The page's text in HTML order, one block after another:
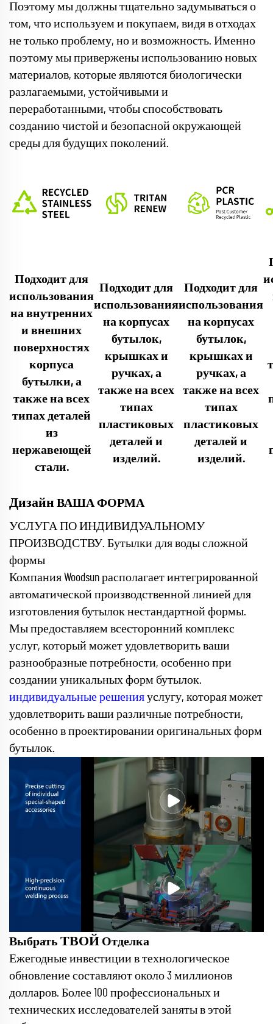
Поэтому мы должны тщательно задумываться о
том, что используем и покупаем, видя в отходах
не только проблему, но и возможность. Именно
поэтому мы привержены использованию новых
материалов, которые являются биологически
разлагаемыми, устойчивыми и
переработанными, чтобы способствовать
созданию чистой и безопасной окружающей
среды для будущих поколений.
Подходит для
использования
на внутренних
и внешних
поверхностях
корпуса
бутылки, а
также на всех
типах деталей
из
нержавеющей
стали.
Подходит для
использования
на корпусах
бутылок,
крышках и
ручках, а
также на всех
типах
пластиковых
деталей и
изделий.
Подходит для
использования
на корпусах
бутылок,
крышках и
ручках, а
также на всех
типах
пластиковых
деталей и
изделий.
Дизайн ВАША ФОРМА
УСЛУГА ПО ИНДИВИДУАЛЬНОМУ
ПРОИЗВОДСТВУ. Бутылки для воды сложной
формы
Компания Woodsun располагает интегрированной
автоматической производственной линией для
изготовления бутылок нестандартной формы.
Мы предоставляем всесторонний комплекс
услуг, который может удовлетворить ваши
разнообразные потребности, особенно при
создании уникальных форм бутылок.
индивидуальные решения услугу, которая может
удовлетворить ваши различные потребности,
особенно в проектировании оригинальных форм
бутылок.
Выбрать ТВОЙ Отделка
Ежегодные инвестиции в технологическое
обновление составляют около 3 миллионов
долларов. Более 100 профессиональных и
технических исследователей заняты в этой